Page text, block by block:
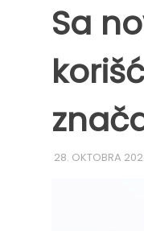
Sa
28. OKTOBRA